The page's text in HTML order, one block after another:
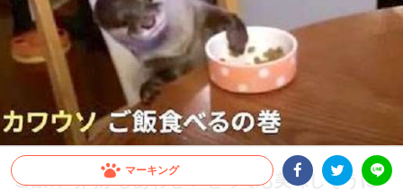
マーキング
ご飯の時間がしあわせ♡ とっても美味しそうに